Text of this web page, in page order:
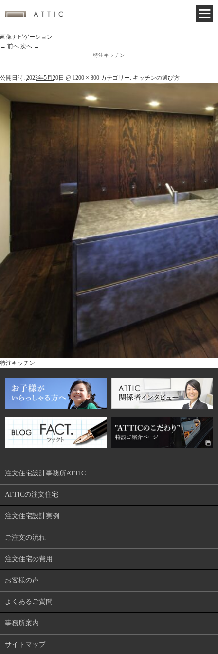
画像ナビゲーション
← 前へ 次へ →
特注キッチン
公開日時: 2023年5月20日 @ 1200 × 800 カテゴリー: キッチンの選び方
特注キッチン
注文住宅設計事務所ATTIC
ATTICの注文住宅
注文住宅設計実例
ご注文の流れ
注文住宅の費用
お客様の声
よくあるご質問
事務所案内
サイトマップ